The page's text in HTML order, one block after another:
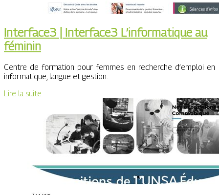
Interface3 | Interface3 L’infor­mati­que au
féminin
Centre de formation pour femmes en recherche d’emploi en
informatique, langue et gestion.
Lire la suite